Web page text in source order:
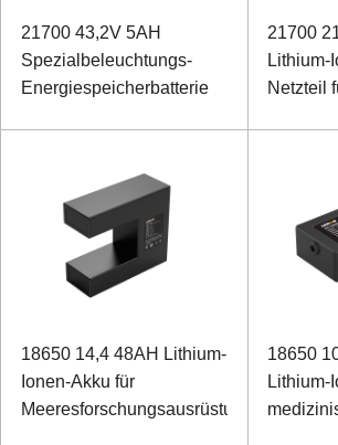
21700 43,2V 5AH
Spezialbeleuchtungs-
Energiespeicherbatterie
21700
Lithium-
Netzteil
18650 14,4 48AH Lithium-
Ionen-Akku für
Meeresforschungsausrüstung
18650
Lithium-